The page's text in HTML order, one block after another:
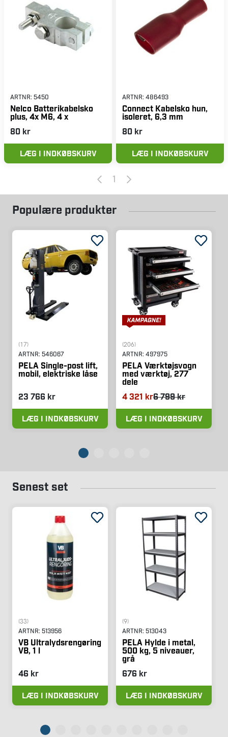
ARTNR: 5450
Nelco Batterikabelsko
plus, 4x M6, 4 x
80 kr
LÆG I INDKØBSKURV
ARTNR: 486493
Connect Kabelsko hun,
isoleret, 6,3 mm
80 kr
LÆG I INDKØBSKURV
1
Populære produkter
(17)
ARTNR: 546067
PELA Single-post lift,
mobil, elektriske låse
23 766 kr
LÆG I INDKØBSKURV
(206)
ARTNR: 497975
PELA Værktøjsvogn
med værktøj, 277
dele
4 321 kr6 799 kr
LÆG I INDKØBSKURV
Senest set
(33)
ARTNR: 513956
VB Ultralydsrengøring
VB, 1 l
46 kr
LÆG I INDKØBSKURV
(9)
ARTNR: 513043
PELA Hylde i metal,
500 kg, 5 niveauer,
grå
676 kr
LÆG I INDKØBSKURV